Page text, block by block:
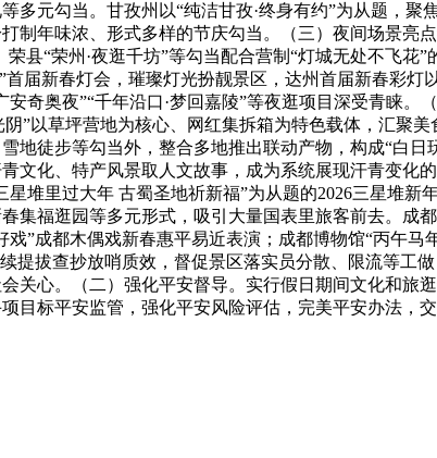
元勾当。甘孜州以“纯洁甘孜·终身有约”为从题，
年味浓、形式多样的节庆勾当。（三）夜间场景亮
县“荣州·夜逛千坊”等勾当配合营制“灯城无处不飞花
届新春灯会，璀璨灯光扮靓景区，达州首届新春彩灯
奇奥夜”“千年沿口·梦回嘉陵”等夜逛项目深受青睐。
”以草坪营地为核心、网红集拆箱为特色载体，汇聚
地徒步等勾当外，整合多地推出联动产物，构成“白
文化、特产风景取人文故事，成为系统展现汗青变化
堆里过大年 古蜀圣地祈新福”为从题的2026三星堆
集福逛园等多元形式，吸引大量国表里旅客前去。成
”成都木偶戏新春惠平易近表演；成都博物馆“丙午马
拔查抄放哨质效，督促景区落实员分散、限流等工
关心。（二）强化平安督导。实行假日期间文化和旅
目标平安监管，强化平安风险评估，完美平安办法，